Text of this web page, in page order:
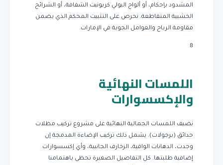
المشدود بإحكام، أو ألواح البولي كربونيت الشفافة، أو الشرائح
الخشبية المتقاطعة. نحرص على التثبيت المحكم الذي يضمن
مقاومة الرياح والعوامل الجوية في الإمارات.
8
اللمسات النهائية
والإكسسوارات
نضيف اللمسات الجمالية النهائية على مشروع تركيب مظلات
حدائق (برجولات). يشمل ذلك تركيب الإضاءة المدمجة إن
وجدت، الدهانات الواقية، الزخارف الجانبية، وأي إكسسوارات
إضافية طلبتها. كل التفاصيل الصغيرة تحظى باهتمامنا